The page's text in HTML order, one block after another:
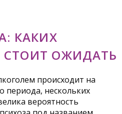
КАКИХ
ОЖИДАТЬ
происходит на
периода, нескольких
вероятность